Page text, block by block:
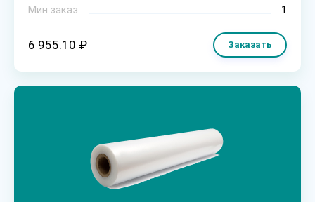
Мин.заказ
1
6 955.10 ₽ Заказать